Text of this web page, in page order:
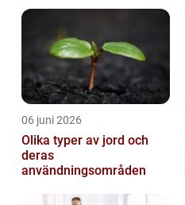
06 juni 2026
Olika typer av jord och
deras
användningsområden